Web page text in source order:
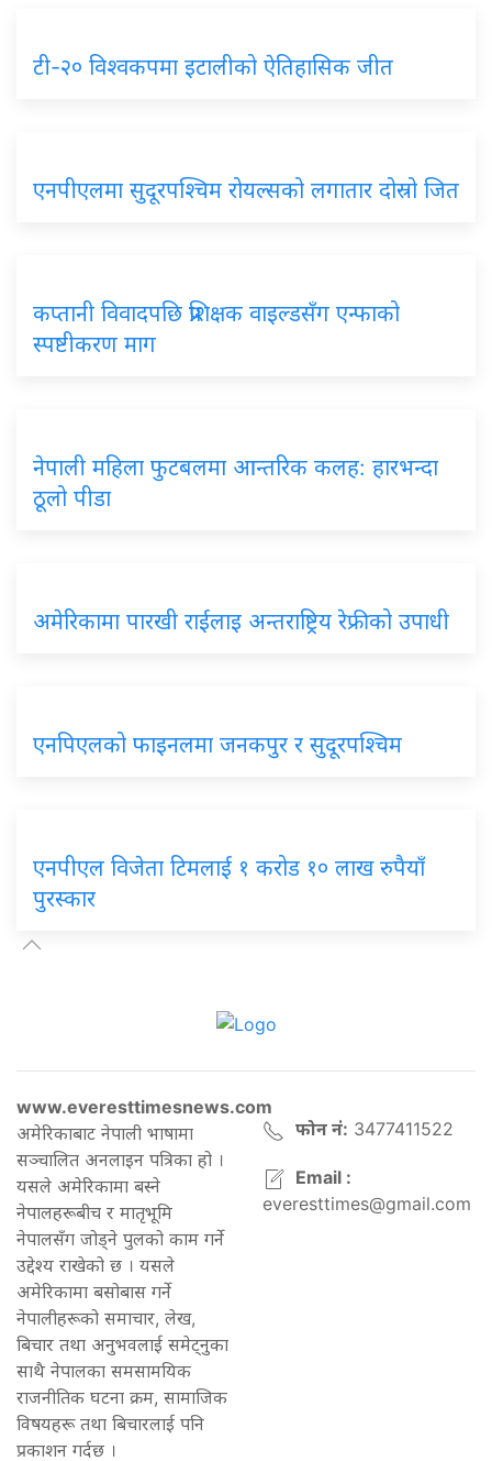
टी-२० विश्वकपमा इटालीको ऐतिहासिक जीत
एनपीएलमा सुदूरपश्चिम रोयल्सको लगातार दोस्रो जित
कप्तानी विवादपछि प्रशिक्षक वाइल्डसँग एन्फाको
स्पष्टीकरण माग
नेपाली महिला फुटबलमा आन्तरिक कलह: हारभन्दा
ठूलो पीडा
अमेरिकामा पारखी राईलाइ अन्तराष्ट्रिय रेफ्रीको उपाधी
एनपिएलको फाइनलमा जनकपुर र सुदूरपश्चिम
एनपीएल विजेता टिमलाई १ करोड १० लाख रुपैयाँ
पुरस्कार
www.everesttimesnews.com
अमेरिकाबाट नेपाली भाषामा
सञ्चालित अनलाइन पत्रिका हो ।
यसले अमेरिकामा बस्ने
नेपालहरूबीच र मातृभूमि
नेपालसँग जोड्ने पुलको काम गर्ने
उद्देश्य राखेको छ । यसले
अमेरिकामा बसोबास गर्ने
नेपालीहरूको समाचार, लेख,
बिचार तथा अनुभवलाई समेट्नुका
साथै नेपालका समसामयिक
राजनीतिक घटना क्रम, सामाजिक
विषयहरू तथा बिचारलाई पनि
प्रकाशन गर्दछ ।
फोन नं: 3477411522
Email :
everesttimes@gmail.com